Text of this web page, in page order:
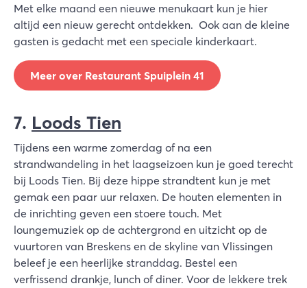
Met elke maand een nieuwe menukaart kun je hier
altijd een nieuw gerecht ontdekken. Ook aan de kleine
gasten is gedacht met een speciale kinderkaart.
Meer over Restaurant Spuiplein 41
7. Loods Tien
Tijdens een warme zomerdag of na een
strandwandeling in het laagseizoen kun je goed terecht
bij Loods Tien. Bij deze hippe strandtent kun je met
gemak een paar uur relaxen. De houten elementen in
de inrichting geven een stoere touch. Met
loungemuziek op de achtergrond en uitzicht op de
vuurtoren van Breskens en de skyline van Vlissingen
beleef je een heerlijke stranddag. Bestel een
verfrissend drankje, lunch of diner. Voor de lekkere trek